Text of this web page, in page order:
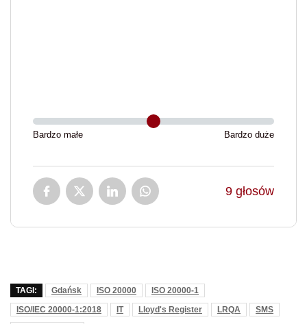
Bardzo małe Bardzo duże
9 głosów
TAGI: Gdańsk ISO 20000
ISO 20000-1
ISO/IEC 20000-1:2018
IT Lloyd's Register LRQA
SMS